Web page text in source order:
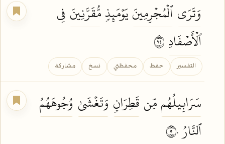
وَتَرَىٱلۡمُجۡرِمِينَيَوۡمَئِذٖمُّقَرَّنِينَ فِي
ٱلۡأَصۡفَادِ
التفسير حفظ محفظتي نسخ مشاركة
سَرَابِيلُهُممِّن قَطِرَانٖ وَتَغۡشَىٰ وُجُوهَهُمُ
ٱلنَّارُ